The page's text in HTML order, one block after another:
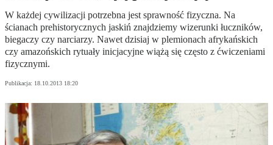
W każdej cywilizacji potrzebna jest sprawność fizyczna. Na
ścianach prehistorycznych jaskiń znajdziemy wizerunki łuczników,
biegaczy czy narciarzy. Nawet dzisiaj w plemionach afrykańskich
czy amazońskich rytuały inicjacyjne wiążą się często z ćwiczeniami
fizycznymi.
Publikacja: 18.10.2013 18:20